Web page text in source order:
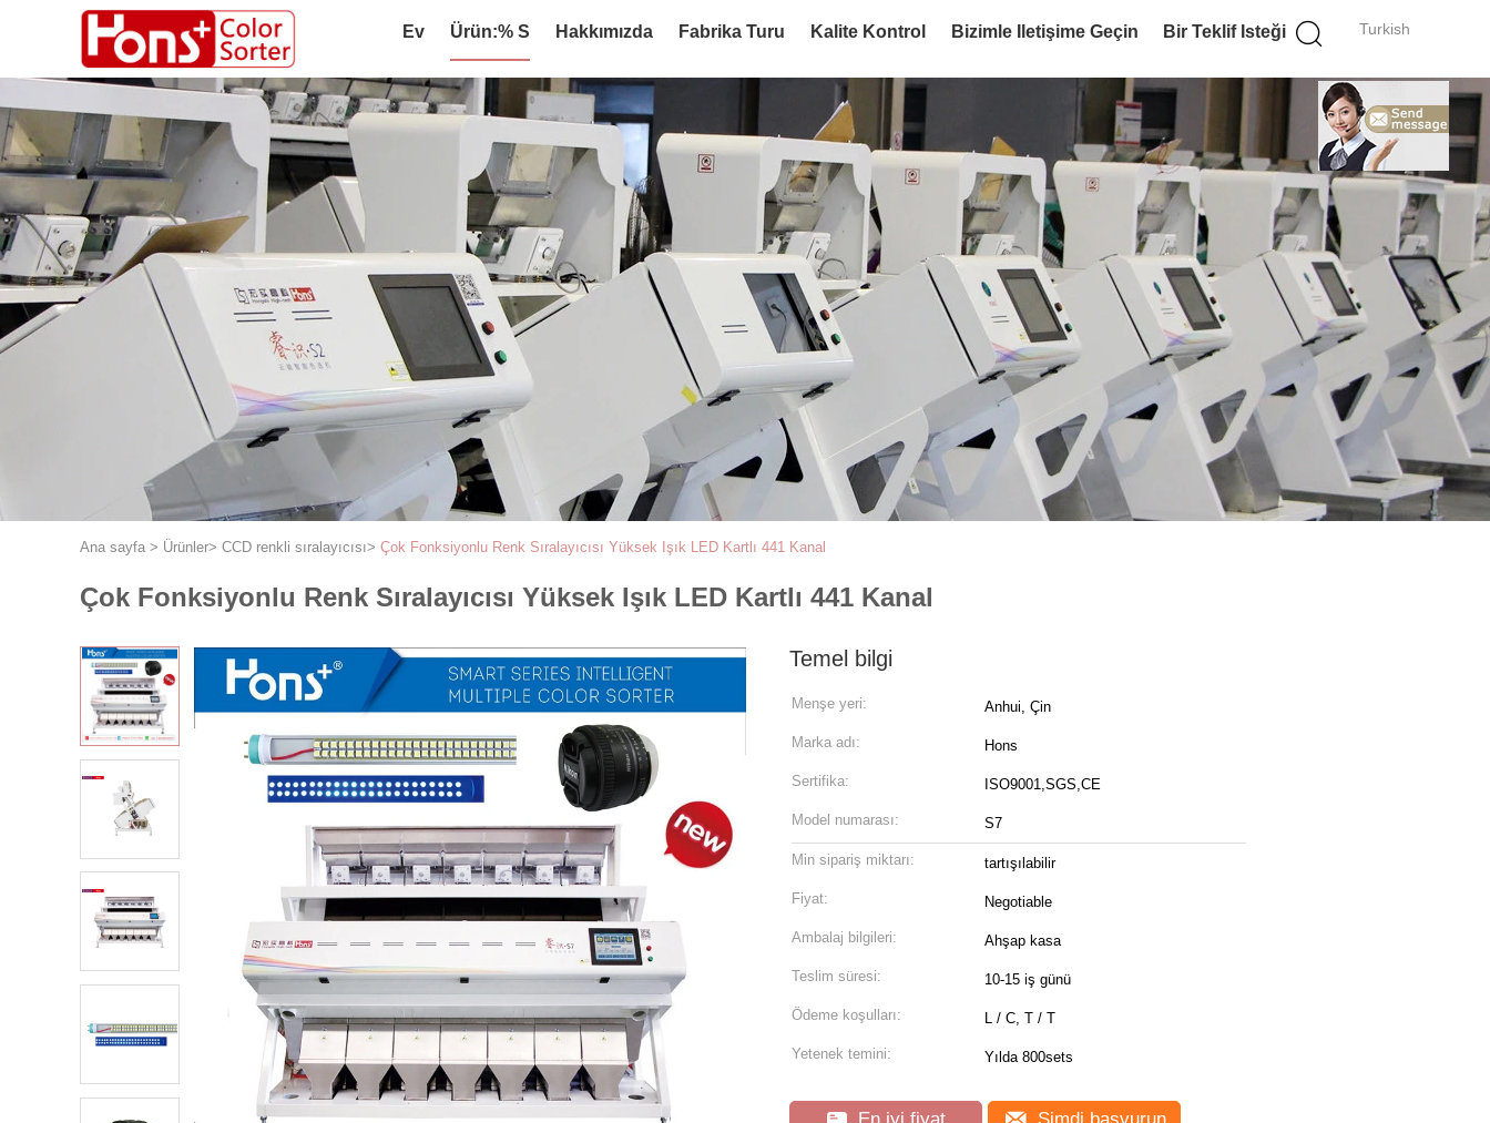
Turkish
Ev Ürün:% S Hakkımızda Fabrika Turu Kalite Kontrol Bizimle Iletişime Geçin Bir Teklif Isteği
Ana sayfa > Ürünler> CCD renkli sıralayıcısı> Çok Fonksiyonlu Renk Sıralayıcısı Yüksek Işık LED Kartlı 441 Kanal
Çok Fonksiyonlu Renk Sıralayıcısı Yüksek Işık LED Kartlı 441 Kanal
Temel bilgi
Menşe yeri: Anhui, Çin
Marka adı: Hons
Sertifika: ISO9001,SGS,CE
Model numarası: S7
Min sipariş miktarı: tartışılabilir
Fiyat: Negotiable
Ambalaj bilgileri: Ahşap kasa
Teslim süresi: 10-15 iş günü
Ödeme koşulları: L / C, T / T
Yetenek temini: Yılda 800sets